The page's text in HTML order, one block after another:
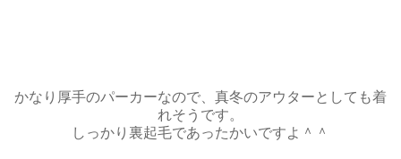
かなり厚手のパーカーなので、真冬のアウターとしても着
れそうです。
しっかり裏起毛であったかいですよ＾＾